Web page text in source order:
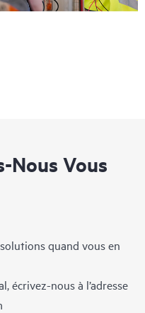
Nous Vous
quand vous en
écrivez-nous à l’adresse